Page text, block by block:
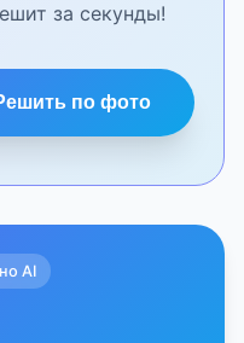
за секунды!
по фото
AI